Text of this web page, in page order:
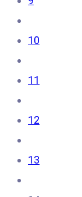
10
11
12
13